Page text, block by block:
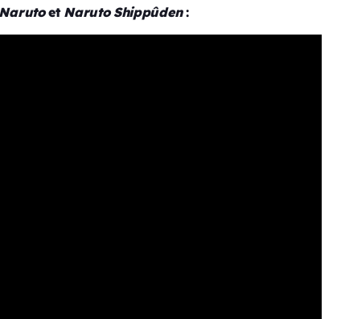
Narutoet NarutoShippûden: